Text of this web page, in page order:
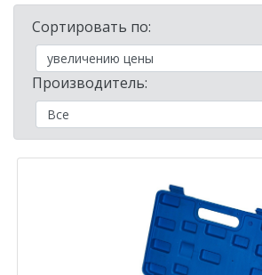
Сортировать по:
Производитель: